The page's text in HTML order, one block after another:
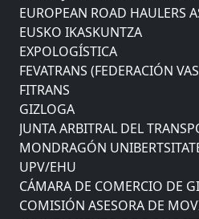
EUROPEAN ROAD HAULERS
EUSKO IKASKUNTZA
EXPOLOGÍSTICA
FEVATRANS (FEDERACIÓN
FITRANS
GIZLOGA
JUNTA ARBITRAL DEL
MONDRAGÓN
UPV/EHU
CÁMARA DE COMERCIO DE
COMISIÓN ASESORA DE